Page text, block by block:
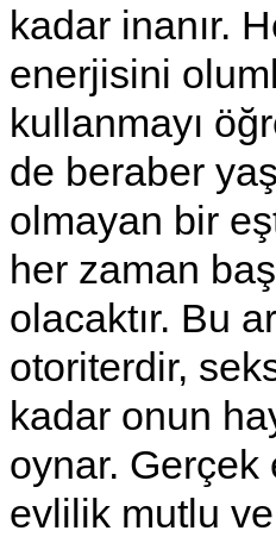
kadar inanır.
enerjisini
kullanmayı
de beraber
olmayan bir
her zaman
olacaktır. Bu
otoriterdir,
kadar onun
oynar.
evlilik mutlu